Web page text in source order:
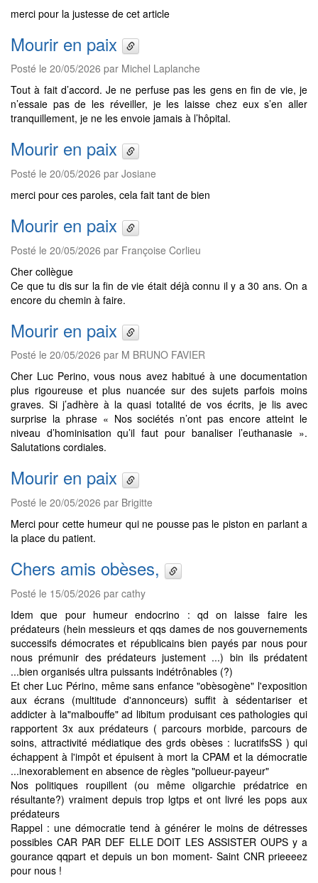
merci pour la justesse de cet article
Mourir en paix
Posté le 20/05/2026 par Michel Laplanche
Tout à fait d’accord. Je ne perfuse pas les gens en fin de vie, je
n’essaie pas de les réveiller, je les laisse chez eux s’en aller
tranquillement, je ne les envoie jamais à l’hôpital.
Mourir en paix
Posté le 20/05/2026 par Josiane
merci pour ces paroles, cela fait tant de bien
Mourir en paix
Posté le 20/05/2026 par Françoise Corlieu
Cher collègue
Ce que tu dis sur la fin de vie était déjà connu il y a 30 ans. On a
encore du chemin à faire.
Mourir en paix
Posté le 20/05/2026 par M BRUNO FAVIER
Cher Luc Perino, vous nous avez habitué à une documentation
plus rigoureuse et plus nuancée sur des sujets parfois moins
graves. Si j’adhère à la quasi totalité de vos écrits, je lis avec
surprise la phrase « Nos sociétés n’ont pas encore atteint le
niveau d’hominisation qu’il faut pour banaliser l’euthanasie ».
Salutations cordiales.
Mourir en paix
Posté le 20/05/2026 par Brigitte
Merci pour cette humeur qui ne pousse pas le piston en parlant a
la place du patient.
Chers amis obèses,
Posté le 15/05/2026 par cathy
Idem que pour humeur endocrino : qd on laisse faire les
prédateurs (hein messieurs et qqs dames de nos gouvernements
successifs démocrates et républicains bien payés par nous pour
nous prémunir des prédateurs justement ...) bin ils prédatent
...bien organisés ultra puissants indétrônables (?)
Et cher Luc Périno, même sans enfance "obèsogène" l'exposition
aux écrans (multitude d'annonceurs) suffit à sédentariser et
addicter à la"malbouffe" ad libitum produisant ces pathologies qui
rapportent 3x aux prédateurs ( parcours morbide, parcours de
soins, attractivité médiatique des grds obèses : lucratifsSS ) qui
échappent à l'impôt et épuisent à mort la CPAM et la démocratie
...inexorablement en absence de règles "pollueur-payeur"
Nos politiques roupillent (ou même oligarchie prédatrice en
résultante?) vraiment depuis trop lgtps et ont livré les pops aux
prédateurs
Rappel : une démocratie tend à générer le moins de détresses
possibles CAR PAR DEF ELLE DOIT LES ASSISTER OUPS y a
gourance qqpart et depuis un bon moment- Saint CNR prieeeez
pour nous !